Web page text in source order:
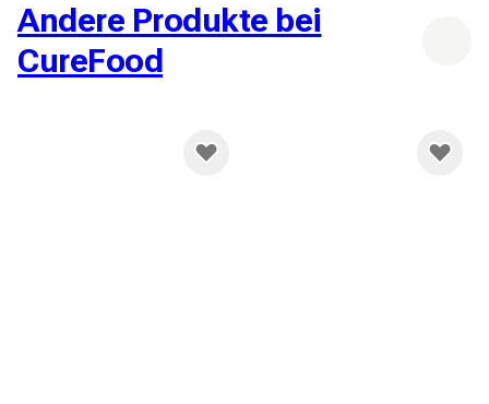
Andere Produkte bei
CureFood